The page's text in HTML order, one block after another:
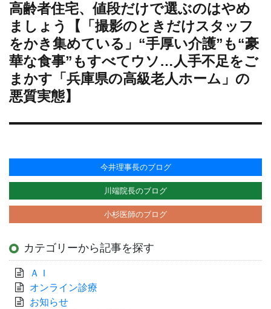
次
の
投
稿:
高齢者住宅、値段だけで選ぶのはやめ
ましょう【「撮影のときだけスタッフ
をかき集めている」“手厚い介護”も“豪
華な食事”もすべてウソ…人手不足をご
まかす「兵庫県の高級老人ホーム」の
悪質実態】
今井理事長のブログ
川端院長のブログ
小杉医師のブログ
カテゴリーから記事を探す
ＡＩ
オンライン診療
お知らせ